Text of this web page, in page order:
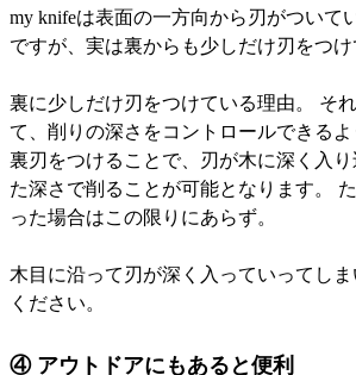
my knifeは表面の一方向から刃がついて
ですが、実は裏からも少しだけ刃をつけ
裏に少しだけ刃をつけている理由。 そ
て、削りの深さをコントロールできるよ
裏刃をつけることで、刃が木に深く入
た深さで削ることが可能となります。
った場合はこの限りにあらず。
木目に沿って刃が深く入っていってし
ください。
④ アウトドアにもあると便利